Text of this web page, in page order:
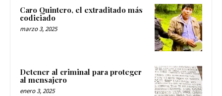
Caro Quintero, el extraditado más
codiciado
marzo 3, 2025
Detener al criminal para proteger
al mensajero
enero 3, 2025